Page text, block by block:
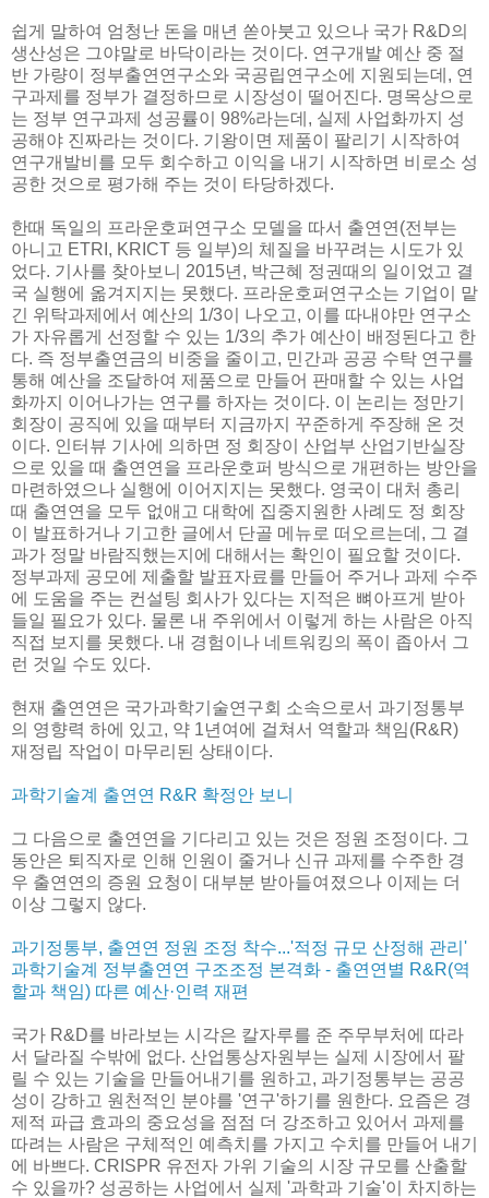
쉽게 말하여 엄청난 돈을 매년 쏟아붓고 있으나 국가 R&D의
생산성은 그야말로 바닥이라는 것이다. 연구개발 예산 중 절
반 가량이 정부출연연구소와 국공립연구소에 지원되는데, 연
구과제를 정부가 결정하므로 시장성이 떨어진다. 명목상으로
는 정부 연구과제 성공률이 98%라는데, 실제 사업화까지 성
공해야 진짜라는 것이다. 기왕이면 제품이 팔리기 시작하여
연구개발비를 모두 회수하고 이익을 내기 시작하면 비로소 성
공한 것으로 평가해 주는 것이 타당하겠다.
한때 독일의 프라운호퍼연구소 모델을 따서 출연연(전부는
아니고 ETRI, KRICT 등 일부)의 체질을 바꾸려는 시도가 있
었다. 기사를 찾아보니 2015년, 박근혜 정권때의 일이었고 결
국 실행에 옮겨지지는 못했다. 프라운호퍼연구소는 기업이 맡
긴 위탁과제에서 예산의 1/3이 나오고, 이를 따내야만 연구소
가 자유롭게 선정할 수 있는 1/3의 추가 예산이 배정된다고 한
다. 즉 정부출연금의 비중을 줄이고, 민간과 공공 수탁 연구를
통해 예산을 조달하여 제품으로 만들어 판매할 수 있는 사업
화까지 이어나가는 연구를 하자는 것이다. 이 논리는 정만기
회장이 공직에 있을 때부터 지금까지 꾸준하게 주장해 온 것
이다. 인터뷰 기사에 의하면 정 회장이 산업부 산업기반실장
으로 있을 때 출연연을 프라운호퍼 방식으로 개편하는 방안을
마련하였으나 실행에 이어지지는 못했다. 영국이 대처 총리
때 출연연을 모두 없애고 대학에 집중지원한 사례도 정 회장
이 발표하거나 기고한 글에서 단골 메뉴로 떠오르는데, 그 결
과가 정말 바람직했는지에 대해서는 확인이 필요할 것이다.
정부과제 공모에 제출할 발표자료를 만들어 주거나 과제 수주
에 도움을 주는 컨설팅 회사가 있다는 지적은 뼈아프게 받아
들일 필요가 있다. 물론 내 주위에서 이렇게 하는 사람은 아직
직접 보지를 못했다. 내 경험이나 네트워킹의 폭이 좁아서 그
런 것일 수도 있다.
현재 출연연은 국가과학기술연구회 소속으로서 과기정통부
의 영향력 하에 있고, 약 1년여에 걸쳐서 역할과 책임(R&R)
재정립 작업이 마무리된 상태이다.
과학기술계 출연연 R&R 확정안 보니
그 다음으로 출연연을 기다리고 있는 것은 정원 조정이다. 그
동안은 퇴직자로 인해 인원이 줄거나 신규 과제를 수주한 경
우 출연연의 증원 요청이 대부분 받아들여졌으나 이제는 더
이상 그렇지 않다.
과기정통부, 출연연 정원 조정 착수...'적정 규모 산정해 관리'
과학기술계 정부출연연 구조조정 본격화 - 출연연별 R&R(역
할과 책임) 따른 예산·인력 재편
국가 R&D를 바라보는 시각은 칼자루를 준 주무부처에 따라
서 달라질 수밖에 없다. 산업통상자원부는 실제 시장에서 팔
릴 수 있는 기술을 만들어내기를 원하고, 과기정통부는 공공
성이 강하고 원천적인 분야를 '연구'하기를 원한다. 요즘은 경
제적 파급 효과의 중요성을 점점 더 강조하고 있어서 과제를
따려는 사람은 구체적인 예측치를 가지고 수치를 만들어 내기
에 바쁘다. CRISPR 유전자 가위 기술의 시장 규모를 산출할
수 있을까? 성공하는 사업에서 실제 '과학과 기술'이 차지하는